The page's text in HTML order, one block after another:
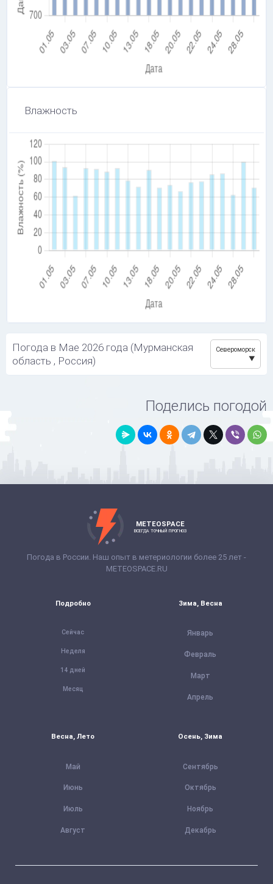
Влажность
Погода в Мае 2026 года (Мурманская
область , Россия)
Североморск
Поделись погодой
METEOSPACE
ВСЕГДА ТОЧНЫЙ ПРОГНОЗ
Погода в России. Наш опыт в метериологии более 25 лет -
METEOSPACE.RU
Подробно
Сейчас
Неделя
14 дней
Месяц
Зима, Весна
Январь
Февраль
Март
Апрель
Весна, Лето
Май
Июнь
Июль
Август
Осень, Зима
Сентябрь
Октябрь
Ноябрь
Декабрь